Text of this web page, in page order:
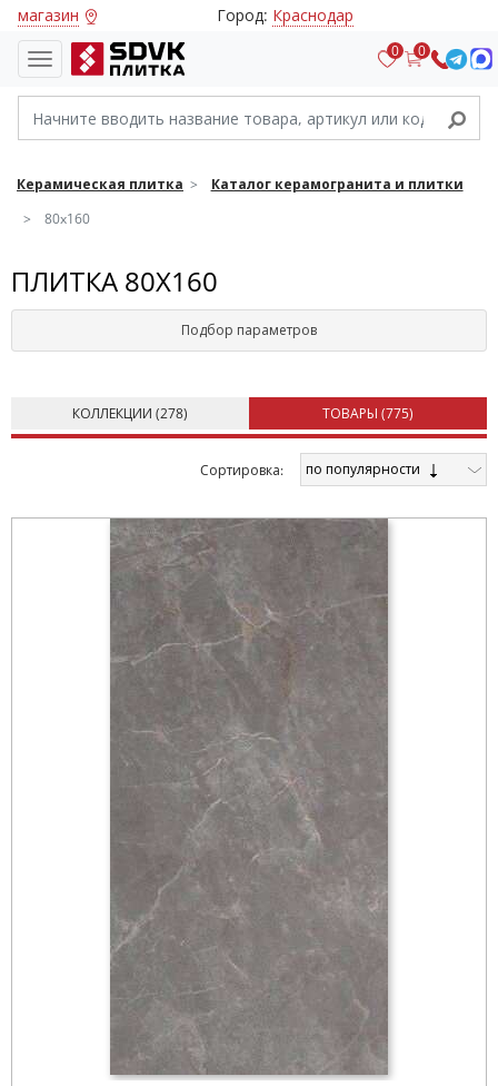
магазин Город: Краснодар
0 0
Керамическая плитка
Каталог керамогранита и плитки
80x160
ПЛИТКА 80X160
Подбор параметров
КОЛЛЕКЦИИ (278) ТОВАРЫ (775)
Cортировка: по популярности